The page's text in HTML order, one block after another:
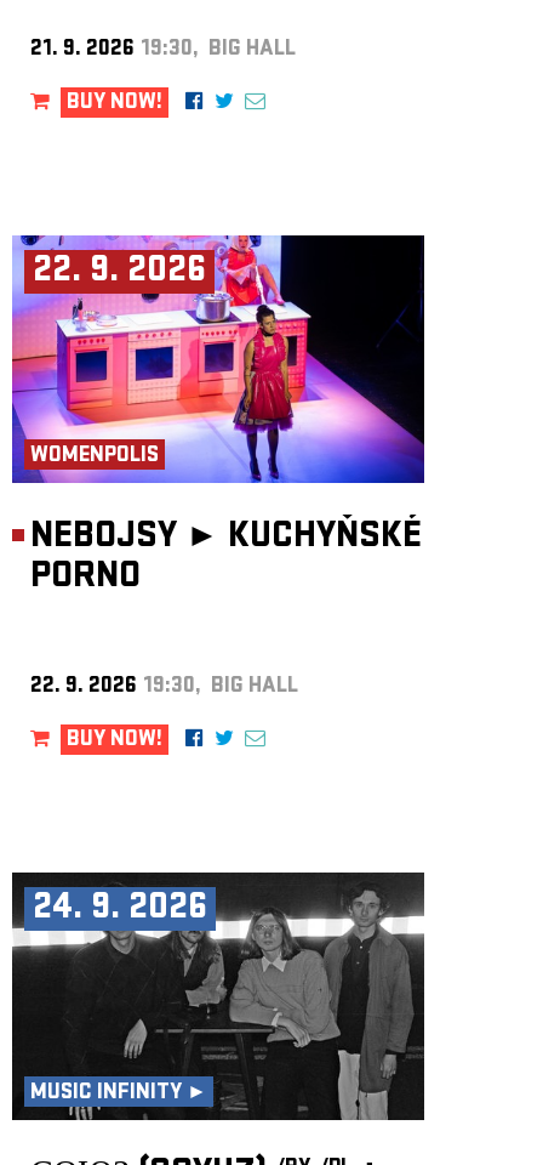
21. 9. 2026 19:30, BIG HALL
BUY NOW!
22. 9. 2026
WOMENPOLIS
NEBOJSY ► KUCHYŇSKÉ
PORNO
22. 9. 2026 19:30, BIG HALL
BUY NOW!
24. 9. 2026
MUSIC INFINITY ►